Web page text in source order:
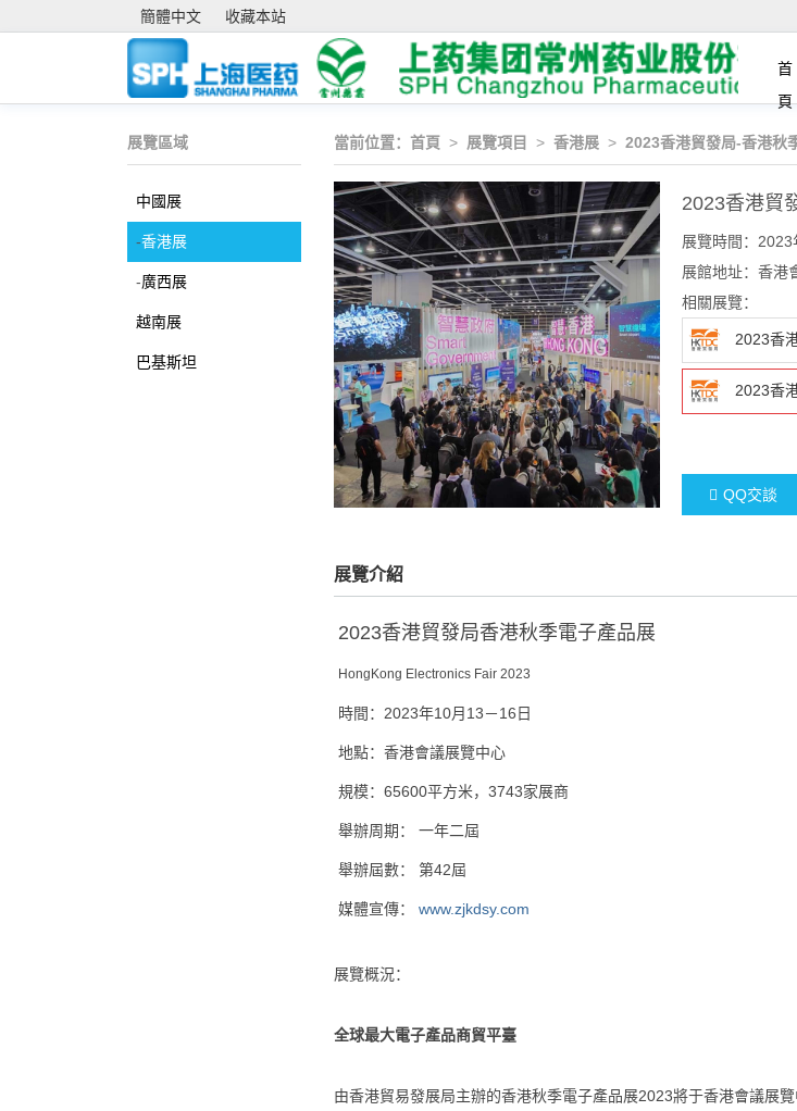
簡體中文 收藏本站
首
頁
展覽區域
中國展
-香港展
-廣西展
越南展
巴基斯坦
當前位置： 首頁 > 展覽項目 > 香港展 > 2023香港貿發局-香港秋
2023香港貿
展覽時間：2023
展館地址：香港
相關展覽：
2023香
2023香
QQ交談
展覽介紹
2023香港貿發局香港秋季電子產品展
HongKong Electronics Fair 2023
時間：2023年10月13－16日
地點：香港會議展覽中心
規模：65600平方米，3743家展商
舉辦周期： 一年二屆
舉辦屆數： 第42屆
媒體宣傳： www.zjkdsy.com
展覽概況：
全球最大電子產品商貿平臺
由香港貿易發展局主辦的香港秋季電子產品展2023將于香港會議展覽